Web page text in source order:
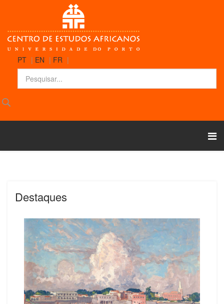
PT | EN | FR |
Destaques